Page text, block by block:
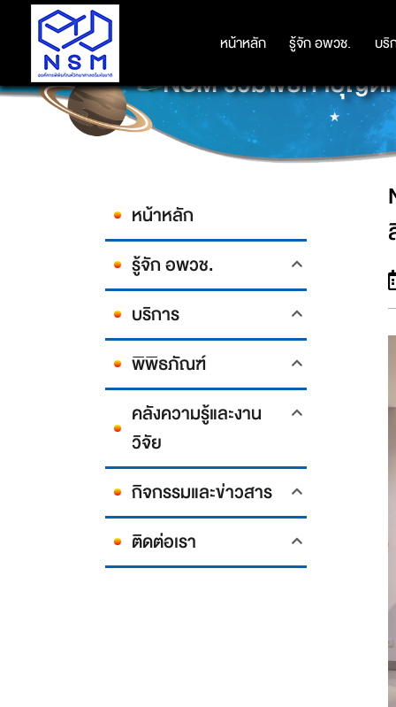
หน้าหลัก รู้จัก อพวช. บริ
หน้าหลัก รู้จัก อพวช. บริ
NSM ร่วมพิธีทำบุญตั
หน้าหลัก
รู้จัก อพวช.
บริการ
พิพิธภัณฑ์
คลังความรู้และงาน
วิจัย
กิจกรรมและข่าวสาร
ติดต่อเรา